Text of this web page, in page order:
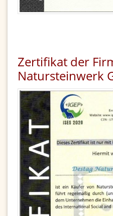
Zertifikat der
Natursteinwerk